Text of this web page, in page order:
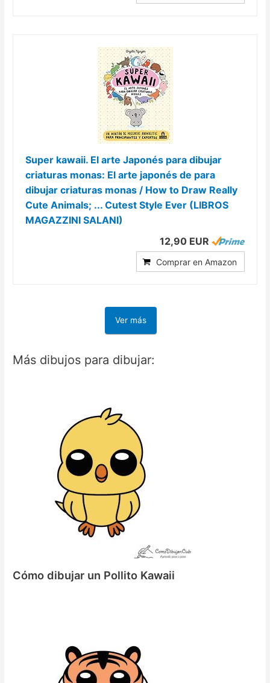
Super kawaii. El arte Japonés para dibujar
criaturas monas: El arte japonés de para
dibujar criaturas monas / How to Draw Really
Cute Animals; ... Cutest Style Ever (LIBROS
MAGAZZINI SALANI)
12,90 EUR
Comprar en Amazon
Ver más
Más dibujos para dibujar:
Cómo dibujar un Pollito Kawaii